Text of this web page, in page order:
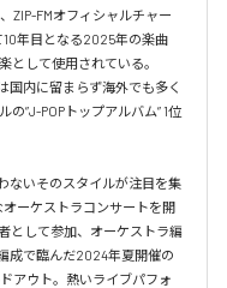
ZIP-FMオフィシャルチャー
10年目となる2025年の楽曲
として使用されている。
国内に留まらず海外でも多く
”J-POPトップアルバム” 1位
ないそのスタイルが注目を集
ーケストラコンサートを開
として参加、オーケストラ編
成で臨んだ2024年夏開催の
アウト。熱いライブパフォ